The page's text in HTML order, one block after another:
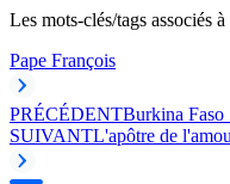
Les mots-clés/tags associés
Pape François
PRÉCÉDENTBurkina Faso
SUIVANTL'apôtre de